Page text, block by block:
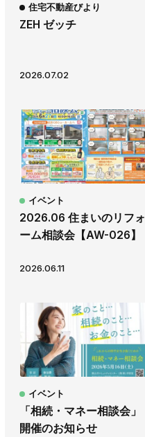
ZEH ゼッチ
住宅不動産びより
2026.07.02
2026.06 住まいのリフォ
ーム相談会【AW-026】
イベント
2026.06.11
「相続・マネー相談会」
開催のお知らせ
イベント